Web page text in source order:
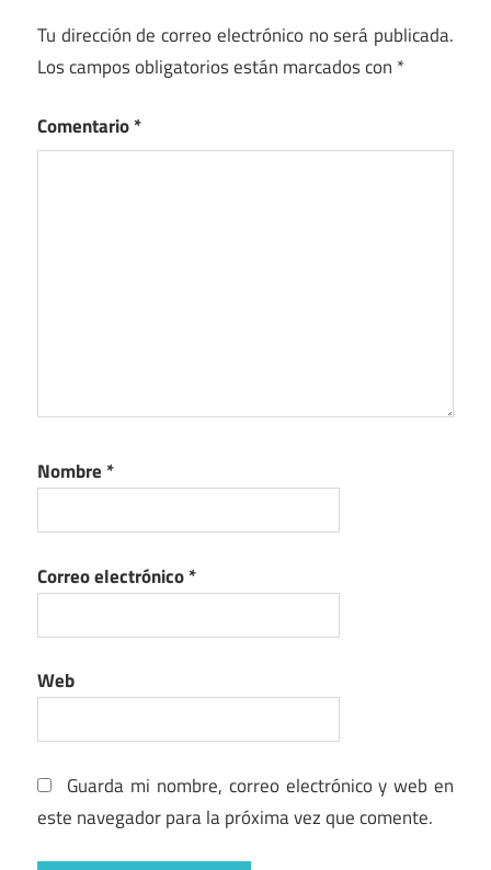
Tu dirección de correo electrónico no será publicada.
Los campos obligatorios están marcados con *
Comentario*
Nombre *
Correo electrónico*
Web
Guarda mi nombre, correo electrónico y web en
este navegador para la próxima vez que comente.